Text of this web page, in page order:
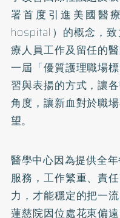
署首度引進美國醫
hospital）的概念，
療人員工作及留任的
一屆「優質護理職場
習與表揚的方式，讓
角度，讓新血對於職
望。
醫學中心因為提供全
服務，工作繁重、責
力，才能穩定的把一
蓮慈院因位處花東偏